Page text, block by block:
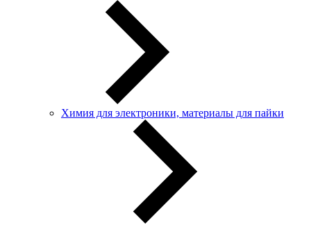
Химия для электроники, материалы для пайки